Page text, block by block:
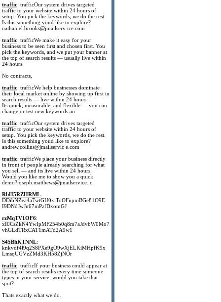
traffic: trafficOur system drives targeted
traffic to your website within 24 hours of
setup. You pick the keywords, we do the rest.
Is this something youd like to explore?
nathaniel.brooks@jmailserv ice.com
traffic: trafficWe make it easy for your
business to be seen first and chosen first. You
pick the keywords, and we put your banner at
the top of search results — usually live within
24 hours.
No contracts,
traffic: trafficWe help businesses dominate
their local market online by showing up first in
search results — live within 24 hours.
Its quick, measurable, and flexible — you can
change or test new keywords an
traffic: trafficOur system drives targeted
traffic to your website within 24 hours of
setup. You pick the keywords, we do the rest.
Is this something youd like to explore?
andrew.collins@jmailservic e.com
traffic: trafficWe place your business directly
in front of people already searching for what
you sell — and its live within 24 hours.
Would you like me to show you a quick
demo?joseph.matthews@jmailservice. c
RbH5RZHRML:
DDibNZea4a7wtGU0xiToOFiipmBGe81O9E
I9DNdJwJn67mPzfDxomGJ
rzMqTV1OF6:
xI0CsZkN4YwIpMF254b0q8m7aJdvbW0Mo7
vhGLdTRxCAT1mATd2A9w1
S45BhKTNNL:
knkvdf4l9q2S8PXe9gO9wXjELKiMHpfK9x
LmsqUGVzZMd3KH58ZjNOr
traffic: trafficIf your business could appear at
the top of search results every time someone
types in your service, would you take that
spot?
Thats exactly what we do.